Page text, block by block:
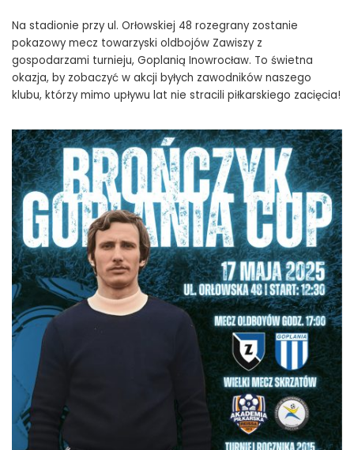
Na stadionie przy ul. Orłowskiej 48 rozegrany zostanie
pokazowy mecz towarzyski oldbojów Zawiszy z
gospodarzami turnieju, Goplanią Inowrocław. To świetna
okazja, by zobaczyć w akcji byłych zawodników naszego
klubu, którzy mimo upływu lat nie stracili piłkarskiego zacięcia!